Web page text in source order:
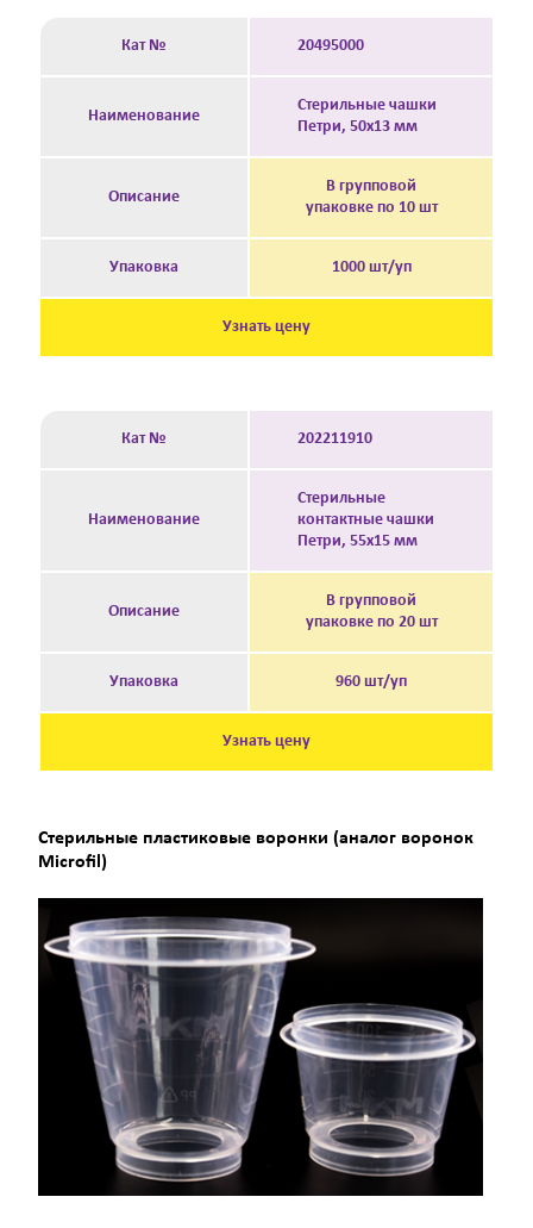
Кат № 20495000
Наименование
Стерильные чашки
Петри, 50х13 мм
Описание
В групповой
упаковке по 10 шт
Упаковка 1000 шт/уп
Узнать цену
Кат № 202211910
Наименование
Стерильные
контактные чашки
Петри, 55х15 мм
Описание
В групповой
упаковке по 20 шт
Упаковка 960 шт/уп
Узнать цену
Стерильные пластиковые воронки (аналог воронок
Microfil)